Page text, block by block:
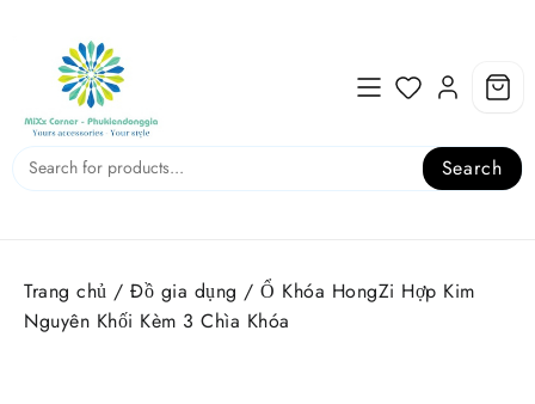
content
Search
Trang chủ / Đồ gia dụng / Ổ Khóa HongZi Hợp Kim
Nguyên Khối Kèm 3 Chìa Khóa